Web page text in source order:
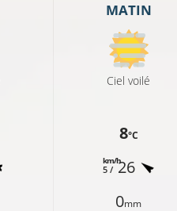
MATIN
Ciel voilé
8°C
5 /
km/h26
0mm